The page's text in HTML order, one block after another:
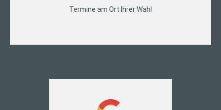
Termine am Ort Ihrer Wahl